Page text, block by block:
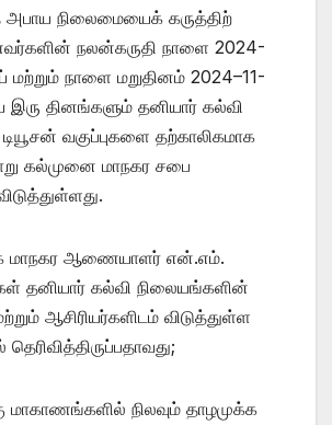
அபாய நிலைமையைக் கருத்திற்
நலன்கருதி நாளை 2024-
மற்றும் நாளை மறுதினம் 2024–11-
இரு தினங்களும் தனியார் கல்வி
வகுப்புகளை தற்காலிகமாக
கல்முனை மாநகர சபை
மாநகர ஆணையாளர் என்.எம்.
கல்வி நிலையங்களின்
ஆசிரியர்களிடம் விடுத்துள்ள
மாகாணங்களில் நிலவும் தாழமுக்க